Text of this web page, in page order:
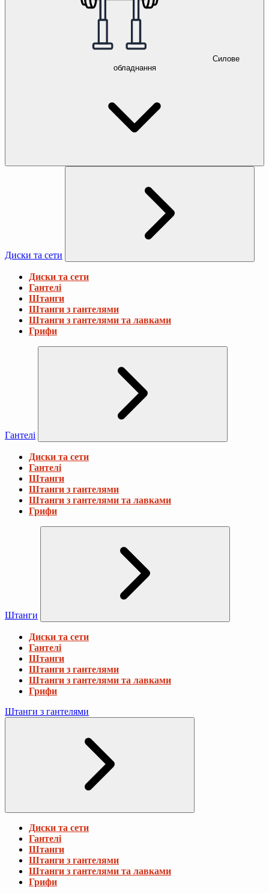
Силове
обладнання
Диски та сети
Диски та сети
Гантелі
Штанги
Штанги з гантелями
Штанги з гантелями та лавками
Грифи
Гантелі
Диски та сети
Гантелі
Штанги
Штанги з гантелями
Штанги з гантелями та лавками
Грифи
Штанги
Диски та сети
Гантелі
Штанги
Штанги з гантелями
Штанги з гантелями та лавками
Грифи
Штанги з гантелями
Диски та сети
Гантелі
Штанги
Штанги з гантелями
Штанги з гантелями та лавками
Грифи